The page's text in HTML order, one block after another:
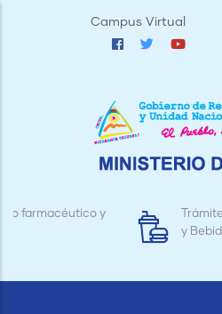
Campus Virtual
Trámite de Licencias para